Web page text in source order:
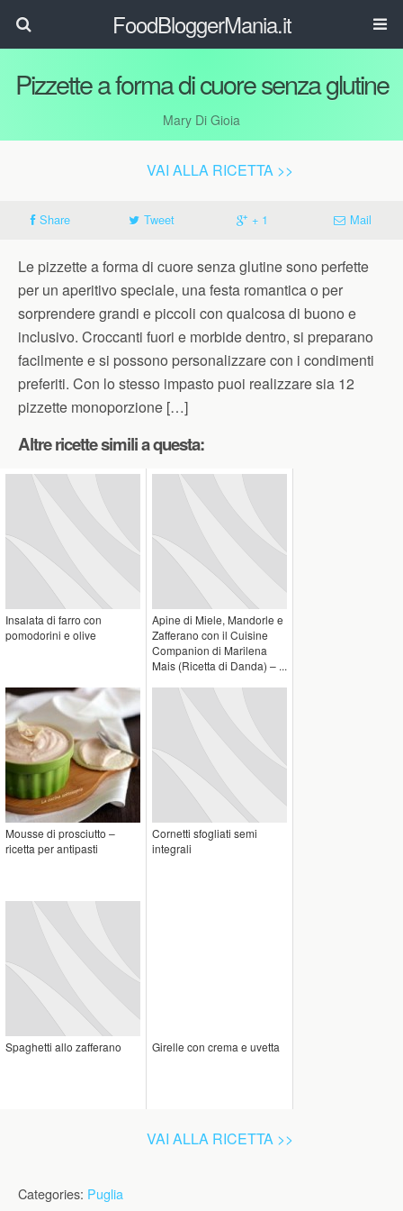
FoodBloggerMania.it
Pizzette a forma di cuore senza glutine
Mary Di Gioia
VAI ALLA RICETTA >>
Share Tweet + 1 Mail
Le pizzette a forma di cuore senza glutine sono perfette
per un aperitivo speciale, una festa romantica o per
sorprendere grandi e piccoli con qualcosa di buono e
inclusivo. Croccanti fuori e morbide dentro, si preparano
facilmente e si possono personalizzare con i condimenti
preferiti. Con lo stesso impasto puoi realizzare sia 12
pizzette monoporzione […]
Altre ricette simili a questa:
Insalata di farro con
pomodorini e olive
Apine di Miele, Mandorle e
Zafferano con il Cuisine
Companion di Marilena
Mais (Ricetta di Danda) – ...
Mousse di prosciutto –
ricetta per antipasti
Cornetti sfogliati semi
integrali
Spaghetti allo zafferano Girelle con crema e uvetta
VAI ALLA RICETTA >>
Categories: Puglia